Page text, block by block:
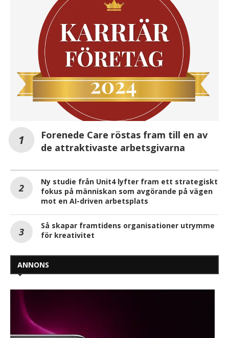
Forenede Care röstas fram till en av
de attraktivaste arbetsgivarna
Ny studie från Unit4 lyfter fram ett strategiskt
fokus på människan som avgörande på vägen
mot en AI-driven arbetsplats
Så skapar framtidens organisationer utrymme
för kreativitet
ANNONS